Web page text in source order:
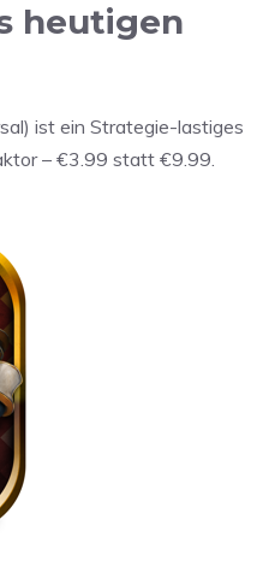
heutigen
ist ein Strategie-lastiges
– €3.99 statt €9.99.